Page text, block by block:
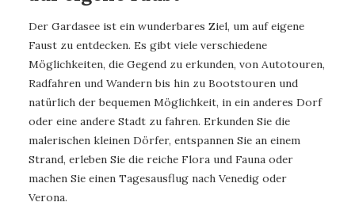
Der Gardasee ist ein wunderbares Ziel, um auf eigene
Faust zu entdecken. Es gibt viele verschiedene
Möglichkeiten, die Gegend zu erkunden, von Autotouren,
Radfahren und Wandern bis hin zu Bootstouren und
natürlich der bequemen Möglichkeit, in ein anderes Dorf
oder eine andere Stadt zu fahren. Erkunden Sie die
malerischen kleinen Dörfer, entspannen Sie an einem
Strand, erleben Sie die reiche Flora und Fauna oder
machen Sie einen Tagesausflug nach Venedig oder
Verona.